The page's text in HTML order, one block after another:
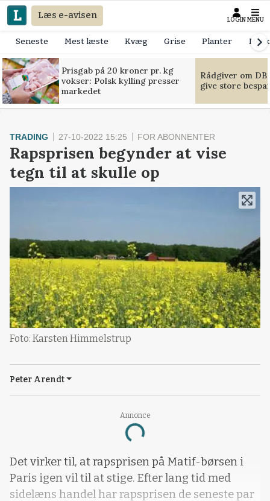
Læs e-avisen LOGIN MENU
Seneste Mest læste Kvæg Grise Planter
Prisgab på 20 kroner pr. kg
vokser: Polsk kylling presser
markedet
Rådgiver om
give store
Annonce
Loading...
TRADING 27-10-2022 15:25 FOR ABONNENTER
Rapsprisen begynder at vise
tegn til at skulle op
Foto: Karsten Himmelstrup
Peter Arendt
Det virker til, at rapsprisen på Matif-børsen i
Paris igen vil til at stige. Efter lang tid med
sidelæns handel har rapsprisen de seneste par